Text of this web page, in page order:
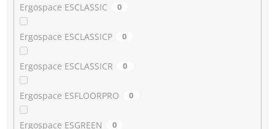
Ergospace ESCLASSIC 0
Ergospace ESCLASSICP 0
Ergospace ESCLASSICR 0
Ergospace ESFLOORPRO 0
Ergospace ESGREEN 0